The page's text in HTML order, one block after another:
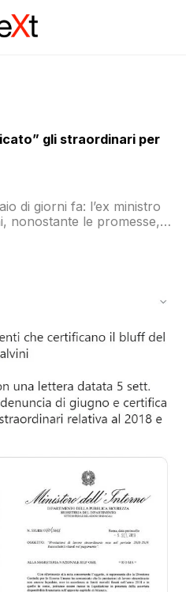
gli straordinari per
di giorni fa: l’ex ministro
nonostante le promesse,
Luciana
Silp Cgil, autore della
[…]